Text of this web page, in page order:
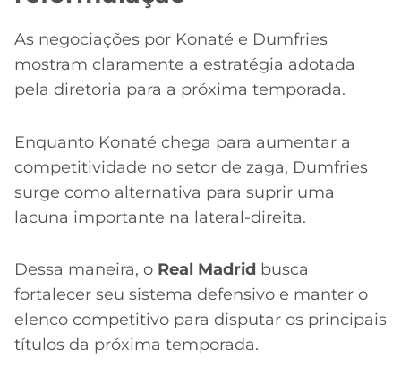
As negociações por Konaté e Dumfries
mostram claramente a estratégia adotada
pela diretoria para a próxima temporada.
Enquanto Konaté chega para aumentar a
competitividade no setor de zaga, Dumfries
surge como alternativa para suprir uma
lacuna importante na lateral-direita.
Dessa maneira, o Real Madrid busca
fortalecer seu sistema defensivo e manter o
elenco competitivo para disputar os principais
títulos da próxima temporada.